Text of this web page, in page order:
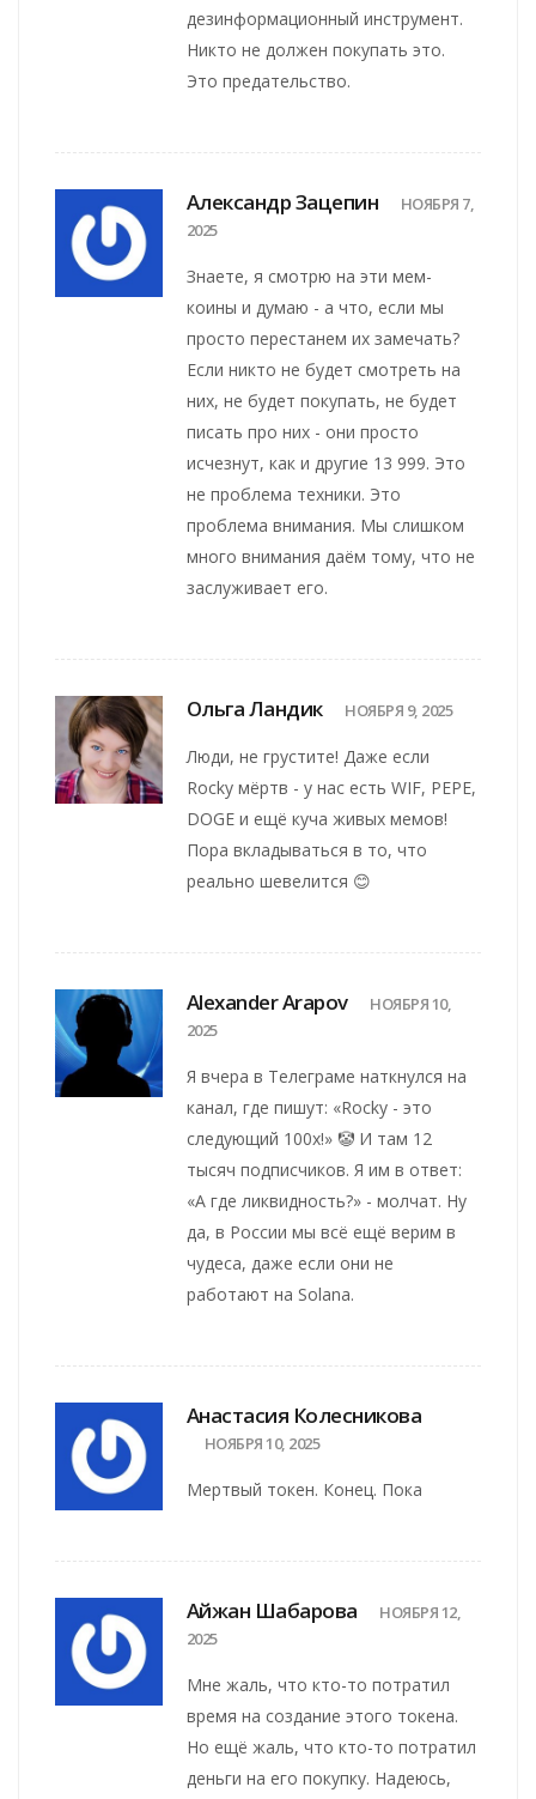
дезинформационный инструмент.
Никто не должен покупать это.
Это предательство.
Александр Зацепин
НОЯБРЯ 7,
2025
Знаете, я смотрю на эти мем-
коины и думаю - а что, если мы
просто перестанем их замечать?
Если никто не будет смотреть на
них, не будет покупать, не будет
писать про них - они просто
исчезнут, как и другие 13 999. Это
не проблема техники. Это
проблема внимания. Мы слишком
много внимания даём тому, что не
заслуживает его.
Ольга Ландик НОЯБРЯ 9, 2025
Люди, не грустите! Даже если
Rocky мёртв - у нас есть WIF, PEPE,
DOGE и ещё куча живых мемов!
Пора вкладываться в то, что
реально шевелится 😊
Alexander Arapov
НОЯБРЯ 10,
2025
Я вчера в Телеграме наткнулся на
канал, где пишут: «Rocky - это
следующий 100x!» 🤡 И там 12
тысяч подписчиков. Я им в ответ:
«А где ликвидность?» - молчат. Ну
да, в России мы всё ещё верим в
чудеса, даже если они не
работают на Solana.
Анастасия Колесникова
НОЯБРЯ 10, 2025
Мертвый токен. Конец. Пока
Айжан Шабарова
НОЯБРЯ 12,
2025
Мне жаль, что кто-то потратил
время на создание этого токена.
Но ещё жаль, что кто-то потратил
деньги на его покупку. Надеюсь,